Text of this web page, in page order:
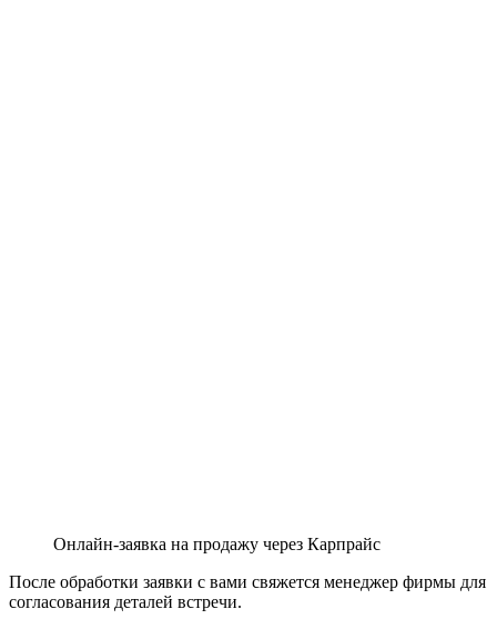
Онлайн-заявка на продажу через Карпрайс
После обработки заявки с вами свяжется менеджер фирмы для
согласования деталей встречи.